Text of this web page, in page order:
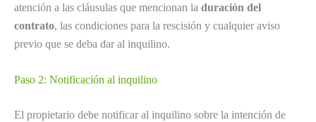
atención a las cláusulas que mencionan la duración del
contrato, las condiciones para la rescisión y cualquier aviso
previo que se deba dar al inquilino.
Paso 2: Notificación al inquilino
El propietario debe notificar al inquilino sobre la intención de